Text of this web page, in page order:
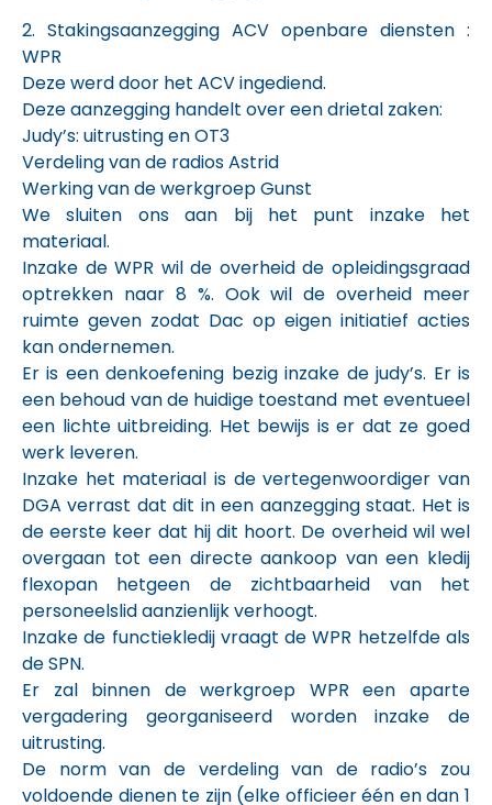
2. Stakingsaanzegging ACV openbare diensten :
WPR
Deze werd door het ACV ingediend.
Deze aanzegging handelt over een drietal zaken:
Judy’s: uitrusting en OT3
Verdeling van de radios Astrid
Werking van de werkgroep Gunst
We sluiten ons aan bij het punt inzake het
materiaal.
Inzake de WPR wil de overheid de opleidingsgraad
optrekken naar 8 %. Ook wil de overheid meer
ruimte geven zodat Dac op eigen initiatief acties
kan ondernemen.
Er is een denkoefening bezig inzake de judy’s. Er is
een behoud van de huidige toestand met eventueel
een lichte uitbreiding. Het bewijs is er dat ze goed
werk leveren.
Inzake het materiaal is de vertegenwoordiger van
DGA verrast dat dit in een aanzegging staat. Het is
de eerste keer dat hij dit hoort. De overheid wil wel
overgaan tot een directe aankoop van een kledij
flexopan hetgeen de zichtbaarheid van het
personeelslid aanzienlijk verhoogt.
Inzake de functiekledij vraagt de WPR hetzelfde als
de SPN.
Er zal binnen de werkgroep WPR een aparte
vergadering georganiseerd worden inzake de
uitrusting.
De norm van de verdeling van de radio’s zou
voldoende dienen te zijn (elke officieer één en dan 1